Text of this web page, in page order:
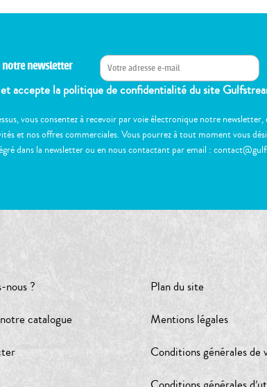
newsletter
accepte la politique de confidentialité du site
vous consentez à recevoir par voie électronique notre
et nos offres commerciales. Vous pourrez à tout moment vous
dans la newsletter ou en nous contactant par email :
nous ?
catalogue
Plan du site
Mentions légales
Conditions générales de